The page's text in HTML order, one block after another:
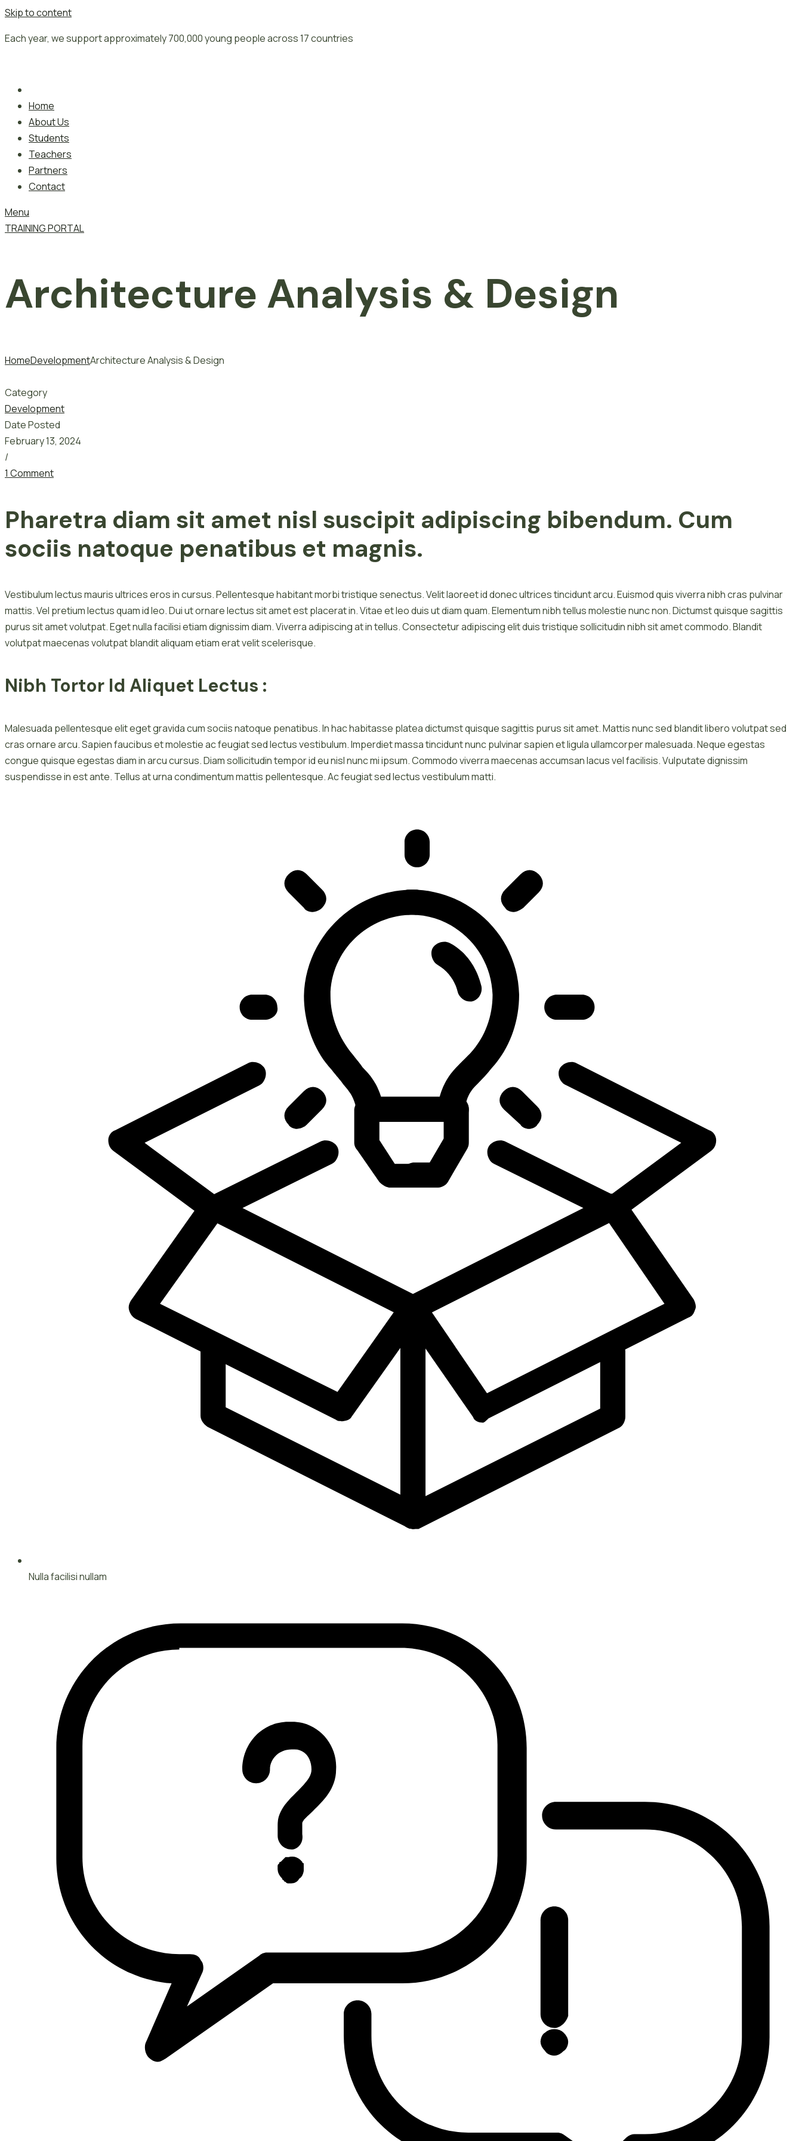
Skip to content
Each year, we support approximately 700,000 young people across 17 countries
Home
About Us
Students
Teachers
Partners
Contact
Menu
TRAINING PORTAL
Architecture Analysis & Design
HomeDevelopmentArchitecture Analysis & Design
Category
Development
Date Posted
February 13, 2024
/
1 Comment
Pharetra diam sit amet nisl suscipit adipiscing bibendum. Cum
sociis natoque penatibus et magnis.
Vestibulum lectus mauris ultrices eros in cursus. Pellentesque habitant morbi tristique senectus. Velit laoreet id donec ultrices tincidunt arcu. Euismod quis viverra nibh cras pulvinar
mattis. Vel pretium lectus quam id leo. Dui ut ornare lectus sit amet est placerat in. Vitae et leo duis ut diam quam. Elementum nibh tellus molestie nunc non. Dictumst quisque sagittis
purus sit amet volutpat. Eget nulla facilisi etiam dignissim diam. Viverra adipiscing at in tellus. Consectetur adipiscing elit duis tristique sollicitudin nibh sit amet commodo. Blandit
volutpat maecenas volutpat blandit aliquam etiam erat velit scelerisque.
Nibh Tortor Id Aliquet Lectus :
Malesuada pellentesque elit eget gravida cum sociis natoque penatibus. In hac habitasse platea dictumst quisque sagittis purus sit amet. Mattis nunc sed blandit libero volutpat sed
cras ornare arcu. Sapien faucibus et molestie ac feugiat sed lectus vestibulum. Imperdiet massa tincidunt nunc pulvinar sapien et ligula ullamcorper malesuada. Neque egestas
congue quisque egestas diam in arcu cursus. Diam sollicitudin tempor id eu nisl nunc mi ipsum. Commodo viverra maecenas accumsan lacus vel facilisis. Vulputate dignissim
suspendisse in est ante. Tellus at urna condimentum mattis pellentesque. Ac feugiat sed lectus vestibulum matti.
Nulla facilisi nullam